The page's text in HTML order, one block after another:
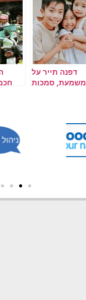
דפנה תייר על
משמעת, סמכות